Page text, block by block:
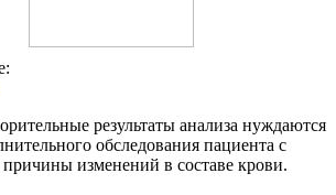
результаты анализа нуждаются
обследования пациента с
изменений в составе крови.